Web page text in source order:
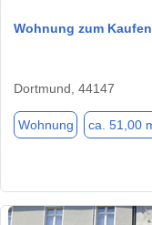
Wohnung zum
Dortmund, 44147
Wohnung ca. 51,00